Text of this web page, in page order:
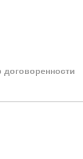
договоренности